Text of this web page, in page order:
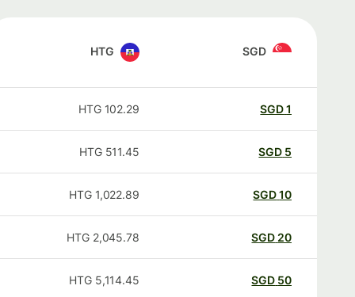
SGD
HTG
SGD
102.29
HTG
SGD
511.45
HTG
SGD
1,022.89
HTG
20
SGD
2,045.78
HTG
50
SGD
5,114.45
HTG